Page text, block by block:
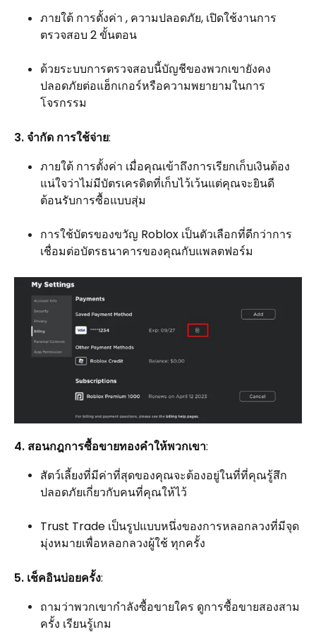
ภายใต้ การตั้งค่า , ความปลอดภัย, เปิดใช้งานการ
ตรวจสอบ 2 ขั้นตอน
ด้วยระบบการตรวจสอบนี้บัญชีของพวกเขายังคง
ปลอดภัยต่อแฮ็กเกอร์หรือความพยายามในการ
โจรกรรม
3. จำกัด การใช้จ่าย:
ภายใต้ การตั้งค่า เมื่อคุณเข้าถึงการเรียกเก็บเงินต้อง
แน่ใจว่าไม่มีบัตรเครดิตที่เก็บไว้เว้นแต่คุณจะยินดี
ต้อนรับการซื้อแบบสุ่ม
การใช้บัตรของขวัญ Roblox เป็นตัวเลือกที่ดีกว่าการ
เชื่อมต่อบัตรธนาคารของคุณกับแพลตฟอร์ม
4. สอนกฎการซื้อขายทองคำให้พวกเขา:
สัตว์เลี้ยงที่มีค่าที่สุดของคุณจะต้องอยู่ในที่ที่คุณรู้สึก
ปลอดภัยเกี่ยวกับคนที่คุณให้ไว้
Trust Trade เป็นรูปแบบหนึ่งของการหลอกลวงที่มีจุด
มุ่งหมายเพื่อหลอกลวงผู้ใช้ ทุกครั้ง
5. เช็คอินบ่อยครั้ง:
ถามว่าพวกเขากำลังซื้อขายใคร ดูการซื้อขายสองสาม
ครั้ง เรียนรู้เกม